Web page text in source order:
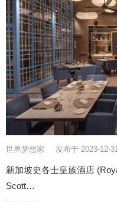
世界梦想家 发布于 2023-12-31
新加坡史各士皇族酒店
Scott…